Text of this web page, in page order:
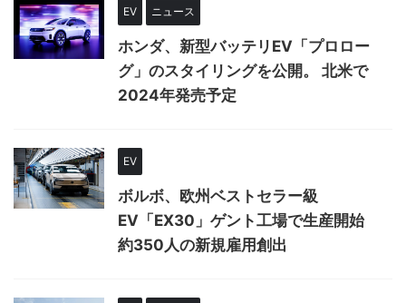
EV ニュース
ホンダ、新型バッテリEV「プロロー
グ」のスタイリングを公開。 北米で
2024年発売予定
EV
ボルボ、欧州ベストセラー級
EV「EX30」ゲント工場で生産開始
約350人の新規雇用創出